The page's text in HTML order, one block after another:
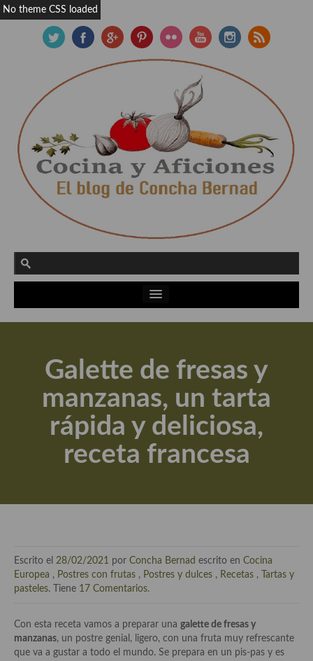
Actualidad y recomendaciones
Apuntes, estudios sobre temas interesantes e importantes
Aceite de Oliva Virgen Extra (AOVE)
Recetas maridadas con los mejores AOVES
Flores en la cocina recetas
En la mesa: menaje, vajilla, técnicas de emplatado, decoración
Historia de la gastronomía, platos celebres, cocineros, críticos,
historias culinarias y otras cosas
Galette de fresas y
manzanas, un tarta
rápida y deliciosa,
receta francesa
Escrito el 28/02/2021 por Concha Bernad escrito en Cocina
Europea , Postres con frutas , Postres y dulces , Recetas ,
Tartas y
pasteles. Tiene 17 Comentarios.
Con esta receta vamos a preparar una galette de fresas y
manzanas, un postre genial, ligero, con una fruta muy refrescante
que va a gustar a todo el mundo. Se prepara en un pis-pas y es
No theme CSS loaded